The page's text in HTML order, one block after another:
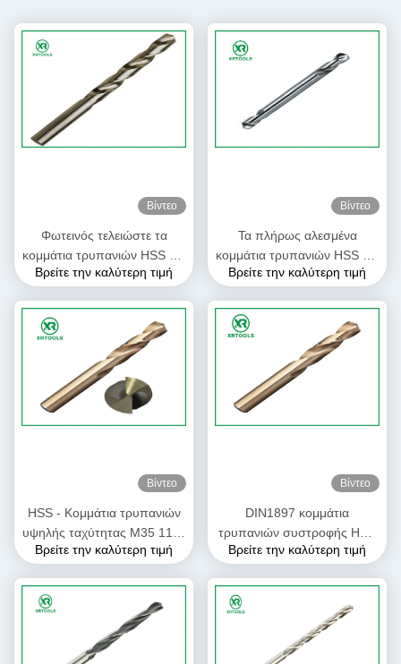
Βίντεο
Φωτεινός τελειώστε τα
κομμάτια τρυπανιών HSS για
το χάλυβα DIN 338 ευθέα
συστροφής κνημών αριστερά
Βρείτε την καλύτερη τιμή
Βίντεο
Τα πλήρως αλεσμένα
κομμάτια τρυπανιών HSS για
το μέταλλο δύο επικεφαλής
μέγεθος 2mm - 6mm
Βρείτε την καλύτερη τιμή
Βίντεο
HSS - Κομμάτια τρυπανιών
υψηλής ταχύτητας M35 118°
DIN 1897 εκτεταμένο
Βρείτε την καλύτερη τιμή
Βίντεο
DIN1897 κομμάτια
τρυπανιών συστροφής HSS
τελειωμένο λευκό HSS -
66HRC
Βρείτε την καλύτερη τιμή